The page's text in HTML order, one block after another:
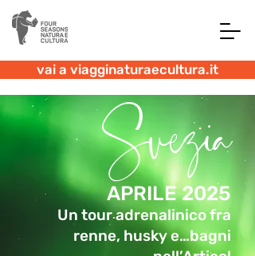
vai a viagginaturaecultura.it
Svezia
APRILE 2025
Un tour adrenalinico fra
renne, husky e…bagni